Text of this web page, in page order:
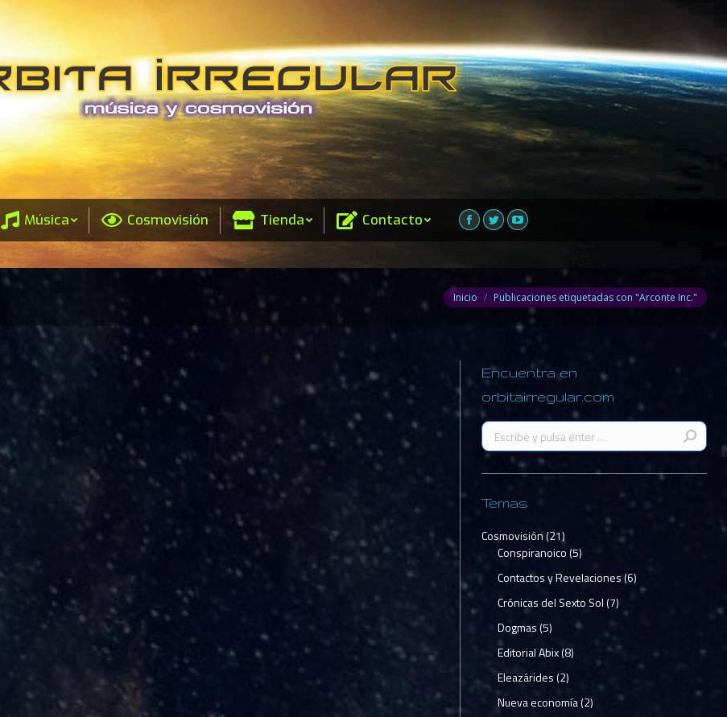
Música Cosmovisión Tienda Contacto Facebook
TwitterYouTube
Estás aquí:
Inicio Publicaciones etiquetadas con "Arconte Inc."
planetaria. La verdad oficial manipula nuestra percepción. La salud NO
Encuentra en
orbitairregular.com
Buscar:
Temas
Cosmovisión(21)
Conspiranoico(5)
Contactos y Revelaciones(6)
Crónicas del Sexto Sol(7)
Dogmas(5)
Editorial Abix(8)
Eleazárides(2)
Nueva economía(2)